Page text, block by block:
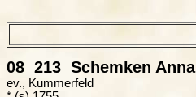
08 213 Schemken Anna
ev., Kummerfeld